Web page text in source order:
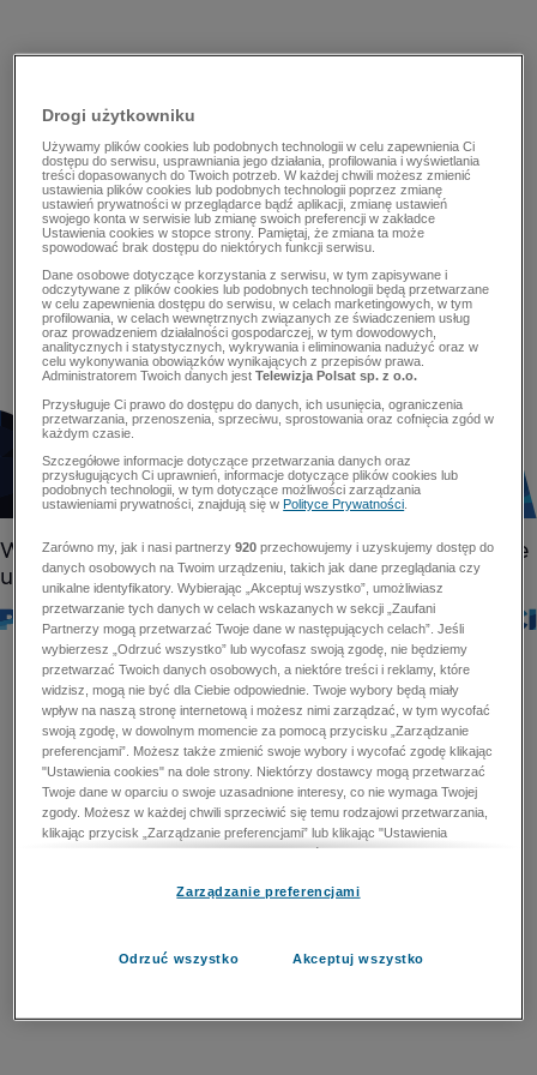
Drogi użytkowniku
Używamy plików cookies lub podobnych technologii w celu zapewnienia Ci
dostępu do serwisu, usprawniania jego działania, profilowania i wyświetlania
treści dopasowanych do Twoich potrzeb. W każdej chwili możesz zmienić
ustawienia plików cookies lub podobnych technologii poprzez zmianę
ustawień prywatności w przeglądarce bądź aplikacji, zmianę ustawień
swojego konta w serwisie lub zmianę swoich preferencji w zakładce
Ustawienia cookies w stopce strony. Pamiętaj, że zmiana ta może
spowodować brak dostępu do niektórych funkcji serwisu.
Dane osobowe dotyczące korzystania z serwisu, w tym zapisywane i
odczytywane z plików cookies lub podobnych technologii będą przetwarzane
w celu zapewnienia dostępu do serwisu, w celach marketingowych, w tym
profilowania, w celach wewnętrznych związanych ze świadczeniem usług
oraz prowadzeniem działalności gospodarczej, w tym dowodowych,
analitycznych i statystycznych, wykrywania i eliminowania nadużyć oraz w
celu wykonywania obowiązków wynikających z przepisów prawa.
Administratorem Twoich danych jestTelewizja Polsat sp. z o.o.
Przysługuje Ci prawo do dostępu do danych, ich usunięcia, ograniczenia
przetwarzania, przenoszenia, sprzeciwu, sprostowania oraz cofnięcia zgód w
każdym czasie.
Szczegółowe informacje dotyczące przetwarzania danych oraz
przysługujących Ci uprawnień, informacje dotyczące plików cookies lub
podobnych technologii, w tym dotyczące możliwości zarządzania
ustawieniami prywatności, znajdują się wPolityce Prywatności
Zarówno my, jak i nasi partnerzy920 przechowujemy i uzyskujemy dostęp do
danych osobowych na Twoim urządzeniu, takich jak dane przeglądania czy
unikalne identyfikatory. Wybierając „Akceptuj wszystko”, umożliwiasz
przetwarzanie tych danych w celach wskazanych w sekcji „Zaufani
Partnerzy mogą przetwarzać Twoje dane w następujących celach”. Jeśli
wybierzesz „Odrzuć wszystko” lub wycofasz swoją zgodę, nie będziemy
przetwarzać Twoich danych osobowych, a niektóre treści i reklamy, które
widzisz, mogą nie być dla Ciebie odpowiednie. Twoje wybory będą miały
wpływ na naszą stronę internetową i możesz nimi zarządzać, w tym wycofać
swoją zgodę, w dowolnym momencie za pomocą przycisku „Zarządzanie
preferencjami”. Możesz także zmienić swoje wybory i wycofać zgodę klikając
"Ustawienia cookies" na dole strony. Niektórzy dostawcy mogą przetwarzać
Twoje dane w oparciu o swoje uzasadnione interesy, co nie wymaga Twojej
zgody. Możesz w każdej chwili sprzeciwić się temu rodzajowi przetwarzania,
klikając przycisk „Zarządzanie preferencjami” lub klikając "Ustawienia
cookies" na dole strony. Nie możesz sprzeciwić się przetwarzaniu przez
zapobiegania oszustwom i naprawiania błędów, a w tym celu mogą zostać
przetwarzaniu danych osobowych w celu dostarczania i prezentacji reklam i
Zarządzanie preferencjami
Odrzuć wszystko Akceptuj wszystko